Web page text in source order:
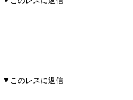
▼このレスに返信